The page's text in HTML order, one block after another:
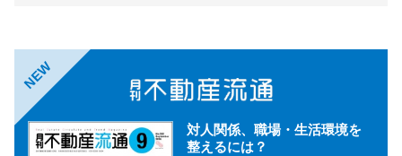
NEW
対人関係、職場・生活環境を
整えるには？